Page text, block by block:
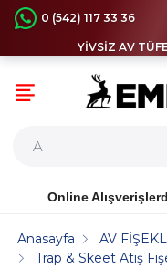
0 (542) 117 33 36
YİVSİZ AV
Online
Anasayfa AV
Trap & Skeet Atış